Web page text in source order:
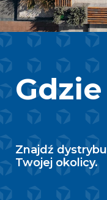
Znajdź
Twojej okolicy.